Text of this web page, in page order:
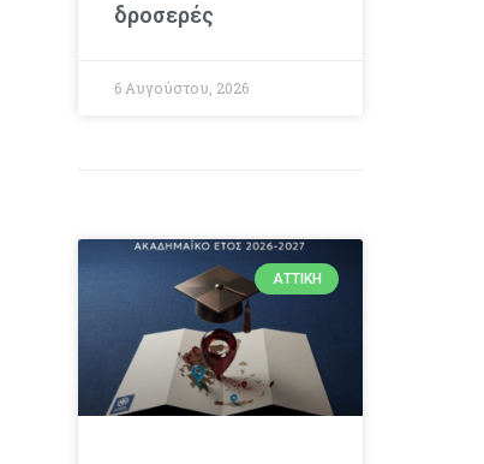
δροσερές
6 Αυγούστου, 2026
ΑΤΤΙΚΉ